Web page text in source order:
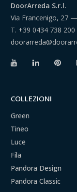
DoorArreda S.r.l.
Via Francenigo, 27
T. +39 0434 738 200
COLLEZIONI
Green
Tineo
Luce
Fila
Pandora Design
Pandora Classic